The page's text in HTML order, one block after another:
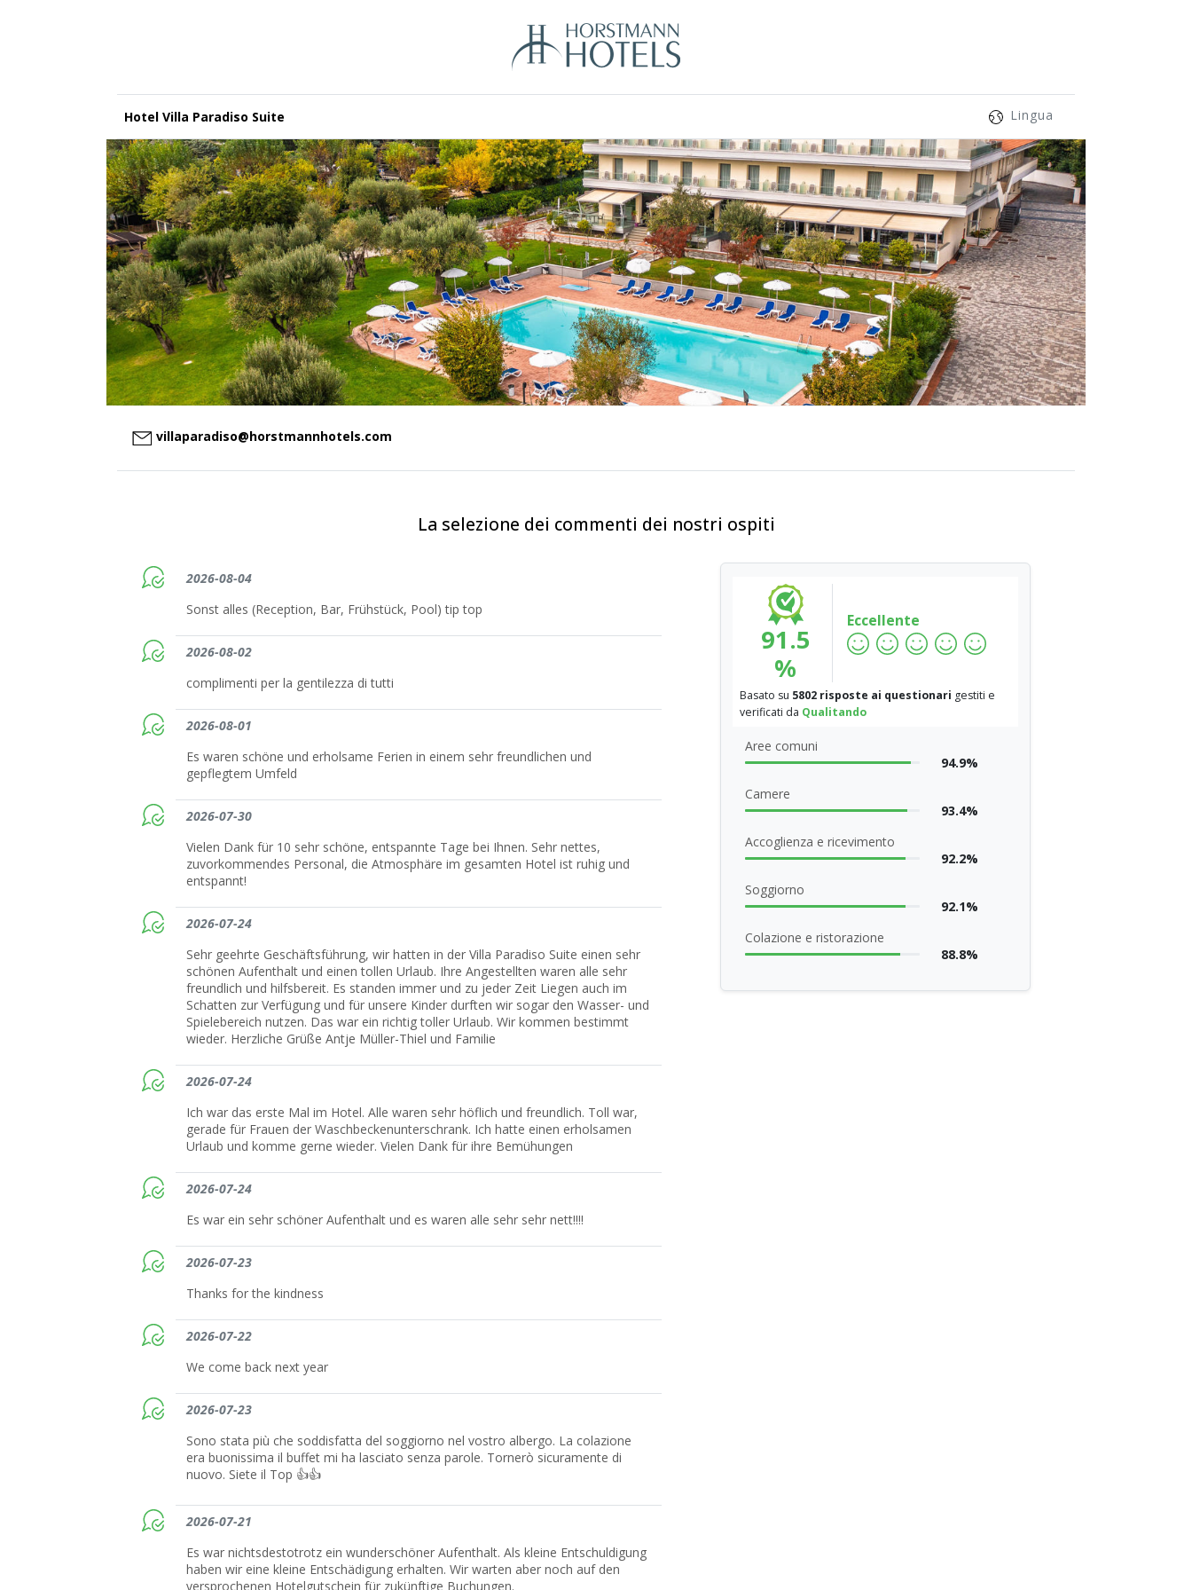
Hotel Villa Paradiso Suite Lingua
villaparadiso@horstmannhotels.com
La selezione dei commenti dei nostri ospiti
2026-08-04
Sonst alles (Reception, Bar, Frühstück, Pool) tip top
2026-08-02
complimenti per la gentilezza di tutti
2026-08-01
Es waren schöne und erholsame Ferien in einem sehr freundlichen und
gepflegtem Umfeld
2026-07-30
Vielen Dank für 10 sehr schöne, entspannte Tage bei Ihnen. Sehr nettes,
zuvorkommendes Personal, die Atmosphäre im gesamten Hotel ist ruhig und
entspannt!
2026-07-24
Sehr geehrte Geschäftsführung, wir hatten in der Villa Paradiso Suite einen sehr
schönen Aufenthalt und einen tollen Urlaub. Ihre Angestellten waren alle sehr
freundlich und hilfsbereit. Es standen immer und zu jeder Zeit Liegen auch im
Schatten zur Verfügung und für unsere Kinder durften wir sogar den Wasser- und
Spielebereich nutzen. Das war ein richtig toller Urlaub. Wir kommen bestimmt
wieder. Herzliche Grüße Antje Müller-Thiel und Familie
2026-07-24
Ich war das erste Mal im Hotel. Alle waren sehr höflich und freundlich. Toll war,
gerade für Frauen der Waschbeckenunterschrank. Ich hatte einen erholsamen
Urlaub und komme gerne wieder. Vielen Dank für ihre Bemühungen
2026-07-24
Es war ein sehr schöner Aufenthalt und es waren alle sehr sehr nett!!!!
2026-07-23
Thanks for the kindness
2026-07-22
We come back next year
2026-07-23
Sono stata più che soddisfatta del soggiorno nel vostro albergo. La colazione
era buonissima il buffet mi ha lasciato senza parole. Tornerò sicuramente di
nuovo. Siete il Top 👍👍
2026-07-21
Es war nichtsdestotrotz ein wunderschöner Aufenthalt. Als kleine Entschuldigung
haben wir eine kleine Entschädigung erhalten. Wir warten aber noch auf den
versprochenen Hotelgutschein für zukünftige Buchungen.
91.5
%
Eccellente
Basato su 5802 risposte ai questionari gestiti e
verificati da Qualitando
Aree comuni
94.9%
Camere
93.4%
Accoglienza e ricevimento
92.2%
Soggiorno
92.1%
Colazione e ristorazione
88.8%